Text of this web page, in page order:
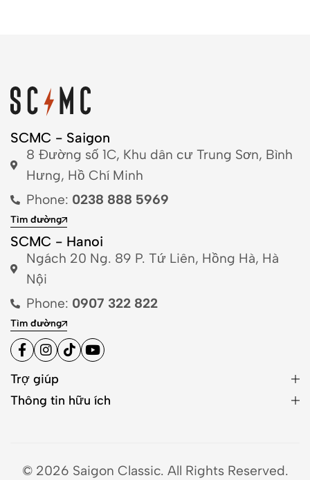
SCMC - Saigon
8 Đường số 1C, Khu dân cư Trung Sơn, Bình
Hưng, Hồ Chí Minh
Phone: 0238 888 5969
Tìm đường
SCMC - Hanoi
Ngách 20 Ng. 89 P. Tứ Liên, Hồng Hà, Hà
Nội
Phone: 0907 322 822
Tìm đường
Trợ giúp
Thông tin hữu ích
© 2026 Saigon Classic. All Rights Reserved.